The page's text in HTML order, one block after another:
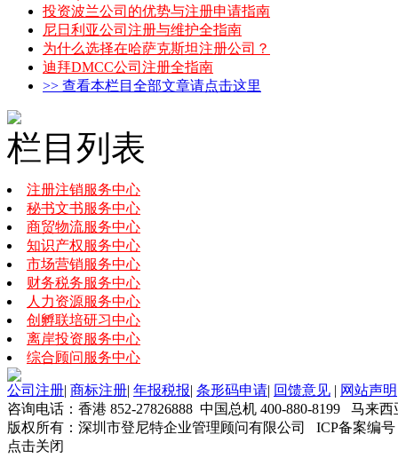
投资波兰公司的优势与注册申请指南
尼日利亚公司注册与维护全指南
为什么选择在哈萨克斯坦注册公司？
迪拜DMCC公司注册全指南
>> 查看本栏目全部文章请点击这里
栏目列表
注册注销服务中心
秘书文书服务中心
商贸物流服务中心
知识产权服务中心
市场营销服务中心
财务税务服务中心
人力资源服务中心
创孵联培研习中心
离岸投资服务中心
综合顾问服务中心
公司注册| 商标注册| 年报税报| 条形码申请| 回馈意见 | 网站声明
咨询电话：香港 852-27826888 中国总机 400-880-8199 马来
版权所有：深圳市登尼特企业管理顾问有限公司 ICP备案编号
点击关闭